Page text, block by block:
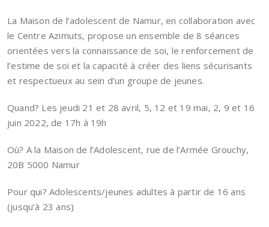
La Maison de l’adolescent de Namur, en collaboration avec
le Centre Azimuts, propose un ensemble de 8 séances
orientées vers la connaissance de soi, le renforcement de
l’estime de soi et la capacité à créer des liens sécurisants
et respectueux au sein d’un groupe de jeunes.
Quand? Les jeudi 21 et 28 avril, 5, 12 et 19 mai, 2, 9 et 16
juin 2022, de 17h à 19h
Où? A la Maison de l’Adolescent, rue de l’Armée Grouchy,
20B 5000 Namur
Pour qui? Adolescents/jeunes adultes à partir de 16 ans
(jusqu’à 23 ans)